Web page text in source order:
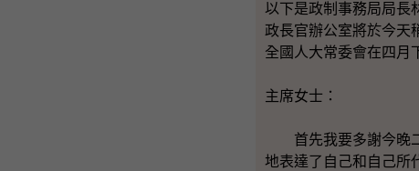
以下是政制事務局局長
政長官辦公室將於今天
全國人大常委會在四月
主席女士：
首先我要多謝今晚二
地表達了自己和自己所